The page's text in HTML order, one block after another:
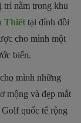
nằm trong khu
Thiết tại đỉnh đồi
cho mình một
biển.
mình những
mộng và đẹp mắt
quốc tế rộng